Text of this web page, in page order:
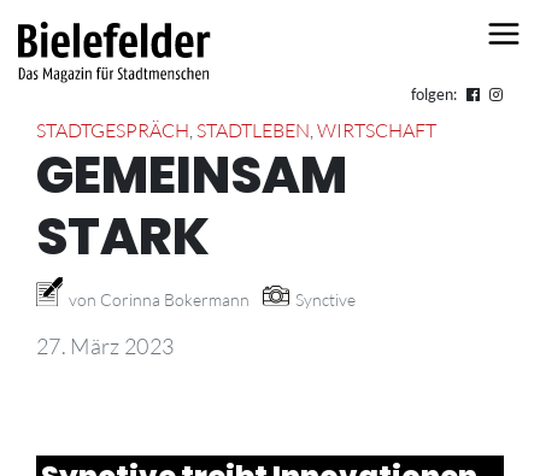
folgen:
STADTGESPRÄCH, STADTLEBEN,WIRTSCHAFT
GEMEINSAM
STARK
von Corinna Bokermann Synctive
27. März 2023